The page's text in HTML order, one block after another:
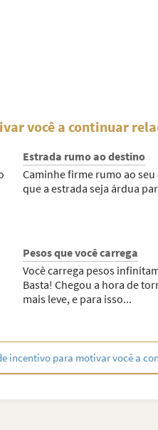
você a continuar
Estrada rumo ao destino
Caminhe firme rumo ao
que a estrada seja árdua
Pesos que você carrega
Você carrega pesos
Basta! Chegou a hora de
mais leve, e para isso...
incentivo para motivar você a